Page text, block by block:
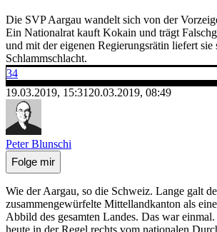
Die SVP Aargau wandelt sich von der
Ein Nationalrat kauft Kokain und trägt
und mit der eigenen Regierungsrätin liefert sie
Schlammschlacht.
34
19.03.2019, 15:31 20.03.2019, 08:49
Peter Blunschi
Folge mir
Wie der Aargau, so die Schweiz. Lange galt
zusammengewürfelte Mittellandkanton als
Abbild des gesamten Landes. Das war
heute in der Regel rechts vom nationalen